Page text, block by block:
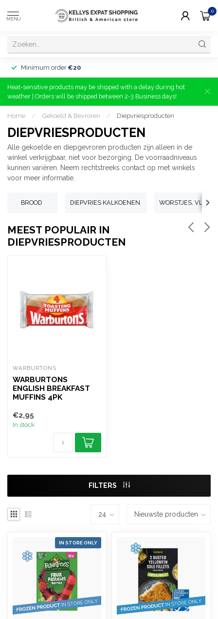
MENU
0
Minimum order €20
Heat-sensitive products may be shipped with a delay during hot
weather | Orders will be shipped between 2-3 Business days!
Home / Gekoeld & Bevroren / Diepvriesproducten
DIEPVRIESPRODUCTEN
Alle gekoelde en diepgevroren producten zijn alleen in de
winkel verkrijgbaar, niet voor bezorging. De voorraadniveaus
kunnen variëren. Neem rechtstreeks contact op met winkels
voor meer informatie.
BROOD DIEPVRIES KALKOENEN WORSTJES, VLEES
MEEST POPULAIR IN
DIEPVRIESPRODUCTEN
WARBURTONS
WARBURTONS
ENGLISH BREAKFAST
MUFFINS 4PK
€2,95
In stock
FILTERS
IN STORE ONLY